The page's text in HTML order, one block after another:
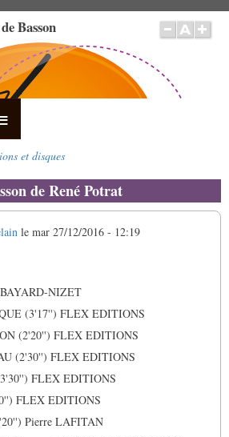
Basson
et disques
de René Potrat
le mar 27/12/2016 - 12:19
NIZET
(3'17'') FLEX EDITIONS
(2'20'') FLEX EDITIONS
(2'30'') FLEX EDITIONS
FLEX EDITIONS
FLEX EDITIONS
Pierre LAFITAN